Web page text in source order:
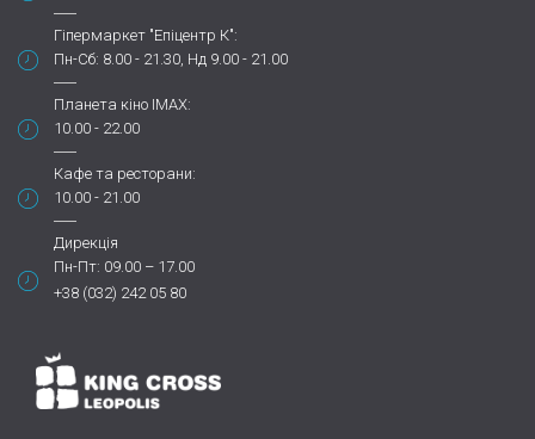
Гіпермаркет "Епіцентр К":
Пн-Сб: 8.00 - 21.30, Нд 9.00 - 21.00
Планета кіно IMAX:
10.00 - 22.00
Кафе та ресторани:
10.00 - 21.00
Дирекція
Пн-Пт: 09.00 – 17.00
+38 (032) 242 05 80